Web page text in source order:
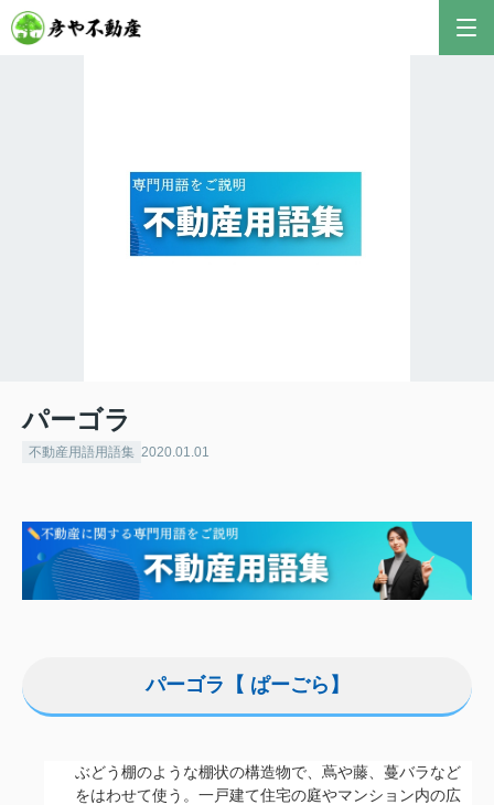
パーゴラ
不動産用語用語集 2020.01.01
パーゴラ【 ぱーごら】
ぶどう棚のような棚状の構造物で、蔦や藤、蔓バラなど
をはわせて使う。一戸建て住宅の庭やマンション内の広